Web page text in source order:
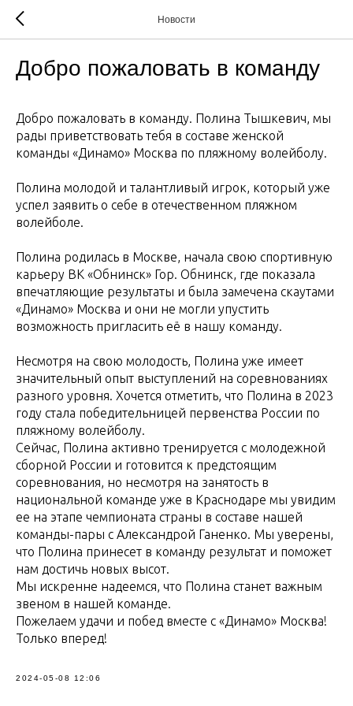
Новости
Добро пожаловать в команду
Добро пожаловать в команду. Полина Тышкевич, мы
рады приветствовать тебя в составе женской
команды «Динамо» Москва по пляжному волейболу.
Полина молодой и талантливый игрок, который уже
успел заявить о себе в отечественном пляжном
волейболе.
Полина родилась в Москве, начала свою спортивную
карьеру ВК «Обнинск» Гор. Обнинск, где показала
впечатляющие результаты и была замечена скаутами
«Динамо» Москва и они не могли упустить
возможность пригласить её в нашу команду.
Несмотря на свою молодость, Полина уже имеет
значительный опыт выступлений на соревнованиях
разного уровня. Хочется отметить, что Полина в 2023
году стала победительницей первенства России по
пляжному волейболу.
Сейчас, Полина активно тренируется с молодежной
сборной России и готовится к предстоящим
соревнования, но несмотря на занятость в
национальной команде уже в Краснодаре мы увидим
ее на этапе чемпионата страны в составе нашей
команды-пары с Александрой Ганенко. Мы уверены,
что Полина принесет в команду результат и поможет
нам достичь новых высот.
Мы искренне надеемся, что Полина станет важным
звеном в нашей команде.
Пожелаем удачи и побед вместе с «Динамо» Москва!
Только вперед!
2024-05-08 12:06